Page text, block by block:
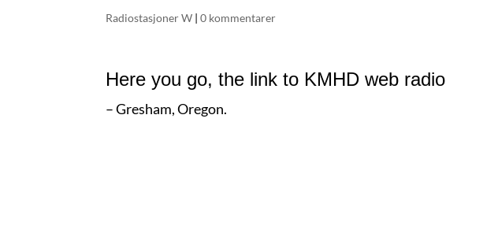
Radiostasjoner W |0 kommentarer
Here you go, the link to KMHD web radio
– Gresham, Oregon.